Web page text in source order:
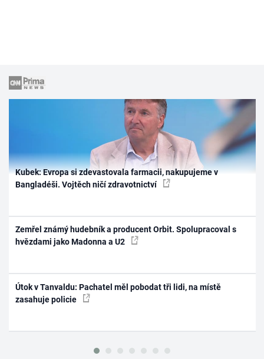
Kubek: Evropa si zdevastovala farmacii, nakupujeme v
Bangladéši. Vojtěch ničí zdravotnictví
Zemřel známý hudebník a producent Orbit. Spolupracoval s
hvězdami jako Madonna a U2
Útok v Tanvaldu: Pachatel měl pobodat tři lidi, na místě
zasahuje policie